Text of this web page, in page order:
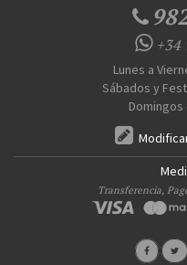
+34
Lunes a
Sábados y
Domingos
Transferencia,